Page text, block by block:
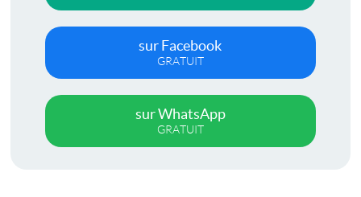
sur Facebook
GRATUIT
sur WhatsApp
GRATUIT